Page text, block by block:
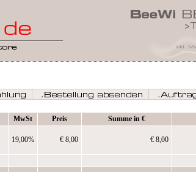
MwSt Preis
Summe in €
19,00% € 8,00 € 8,00